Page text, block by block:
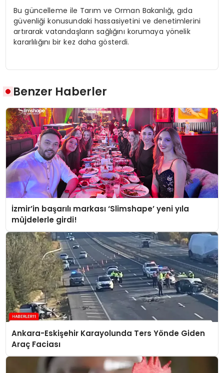
Bu güncelleme ile Tarım ve Orman Bakanlığı, gıda
güvenliği konusundaki hassasiyetini ve denetimlerini
artırarak vatandaşların sağlığını korumaya yönelik
kararlılığını bir kez daha gösterdi.
Benzer Haberler
İzmir’in başarılı markası ‘Slimshape’ yeni yıla
müjdelerle girdi!
Ankara-Eskişehir Karayolunda Ters Yönde Giden
Araç Faciası